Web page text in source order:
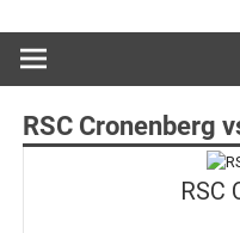
RSC Cronenberg
RSC